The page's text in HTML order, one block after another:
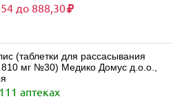
до 888,30
(таблетки для рассасывания
мг №30) Медико Домус д.о.о.,
аптеках